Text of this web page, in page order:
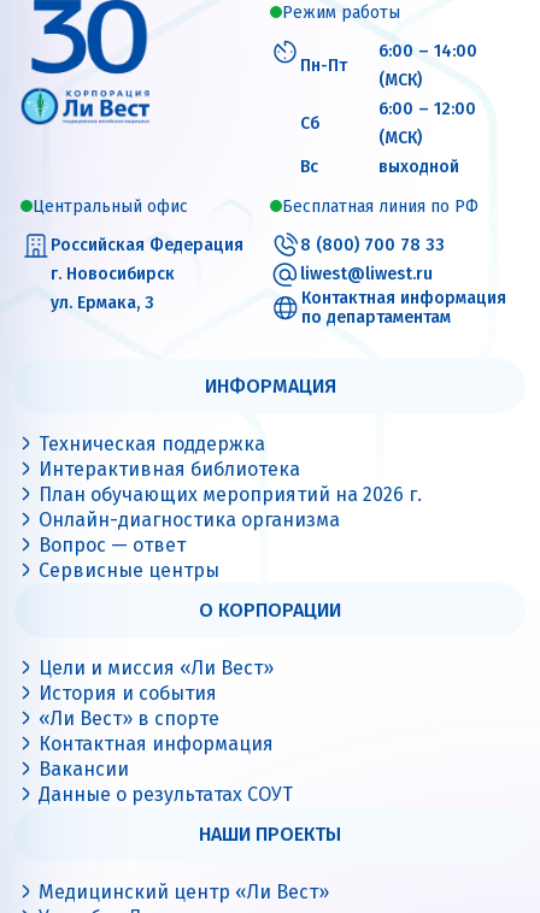
Междуреченск
Невинномысск Нижний Новгород
Новороссийск
Новосибирск Омск Орёл
Подольск Пыть-Ях Пятигорск
Ростов-на-Дону Самара
Санкт-Петербург Севастополь
Северск Сочи
Улан-Удэ Ульяновск Уфа
Феодосия
Челябинск Чита Южно-Сахалинск
Ярославль
Режим работы
Пн-Пт
6:00 – 14:00
(МСК)
Сб
6:00 – 12:00
(МСК)
Вс
выходной
Центральный офис
Российская Федерация
г. Новосибирск
ул. Ермака, 3
Бесплатная линия по РФ
8 (800) 700 78 33
liwest@liwest.ru
Контактная информация
по департаментам
ИНФОРМАЦИЯ
Техническая поддержка
Интерактивная библиотека
План обучающих мероприятий на 2026 г.
Онлайн-диагностика организма
Вопрос — ответ
Сервисные центры
О КОРПОРАЦИИ
Цели и миссия «Ли Вест»
История и события
«Ли Вест» в спорте
Контактная информация
Вакансии
Данные о результатах СОУТ
НАШИ ПРОЕКТЫ
Медицинский центр «Ли Вест»